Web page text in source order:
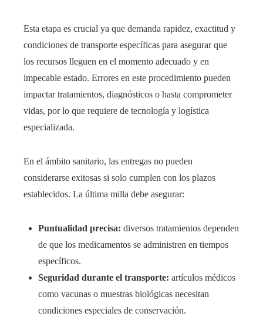
Esta etapa es crucial ya que demanda rapidez, exactitud y
condiciones de transporte específicas para asegurar que
los recursos lleguen en el momento adecuado y en
impecable estado. Errores en este procedimiento pueden
impactar tratamientos, diagnósticos o hasta comprometer
vidas, por lo que requiere de tecnología y logística
especializada.
En el ámbito sanitario, las entregas no pueden
considerarse exitosas si solo cumplen con los plazos
establecidos. La última milla debe asegurar:
Puntualidad precisa: diversos tratamientos dependen
de que los medicamentos se administren en tiempos
específicos.
Seguridad durante el transporte: artículos médicos
como vacunas o muestras biológicas necesitan
condiciones especiales de conservación.